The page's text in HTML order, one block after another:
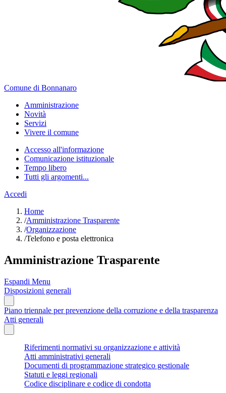
Comune di Bonnanaro
Amministrazione
Novità
Servizi
Vivere il comune
Accesso all'informazione
Comunicazione istituzionale
Tempo libero
Tutti gli argomenti...
Accedi
Home
/Amministrazione Trasparente
/Organizzazione
/Telefono e posta elettronica
Amministrazione Trasparente
Espandi Menu
Disposizioni generali
Piano triennale per prevenzione della corruzione e della trasparenza
Atti generali
Riferimenti normativi su organizzazione e attività
Atti amministrativi generali
Documenti di programmazione strategico gestionale
Statuti e leggi regionali
Codice disciplinare e codice di condotta